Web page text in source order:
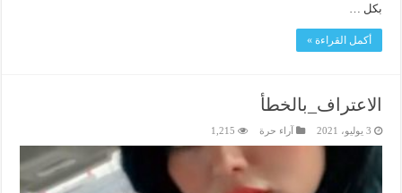
بكل …
أكمل القراءة »
الاعتراف_بالخطأ
3 يوليو، 2021 آراء حرة 1,215